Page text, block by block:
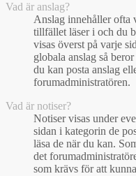
Vad är anslag?
Anslag innehåller
tillfället läser i och du
visas överst på varje
globala anslag så
du kan posta anslag
forumadministratören.
Vad är notiser?
Notiser visas under
sidan i kategorin de
läsa de när du kan.
det
som krävs för att